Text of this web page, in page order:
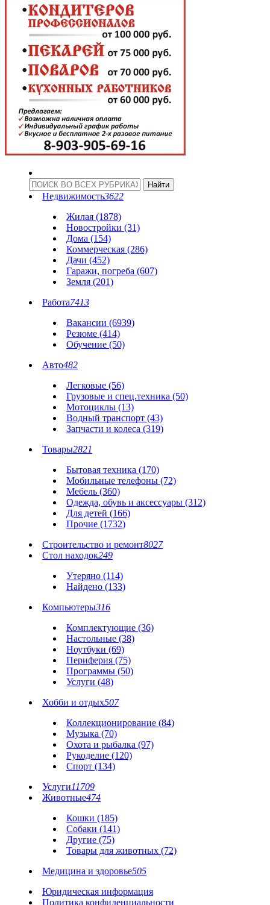
Недвижимость3622
Жилая (1878)
Новостройки (31)
Дома (154)
Коммерческая (286)
Дачи (452)
Гаражи, погреба (607)
Земля (201)
Работа7413
Вакансии (6939)
Резюме (414)
Обучение (50)
Авто482
Легковые (56)
Грузовые и спец.техника (50)
Мотоциклы (13)
Водный транспорт (43)
Запчасти и колеса (319)
Товары2821
Бытовая техника (170)
Мобильные телефоны (72)
Мебель (360)
Одежда, обувь и аксессуары (312)
Для детей (166)
Прочие (1732)
Строительство и ремонт8027
Стол находок249
Утеряно (114)
Найдено (133)
Компьютеры316
Комплектующие (36)
Настольные (38)
Ноутбуки (69)
Периферия (75)
Программы (50)
Услуги (48)
Хобби и отдых507
Коллекционирование (84)
Музыка (70)
Охота и рыбалка (97)
Рукоделие (120)
Спорт (134)
Услуги11709
Животные474
Кошки (185)
Собаки (141)
Другие (75)
Товары для животных (72)
Медицина и здоровье505
Юридическая информация
Политика конфиденциальности